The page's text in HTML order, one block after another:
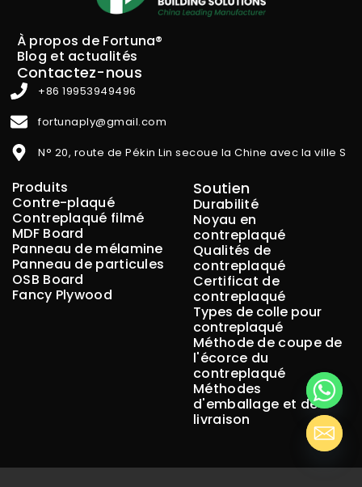
À propos de Fortuna®
Blog et actualités
Contactez-nous
+86 19953949496
fortunaply@gmail.com
N° 20, route de Pékin Lin secoue la Chine avec la ville S
Produits
Contre-plaqué
Contreplaqué filmé
MDF Board
Panneau de mélamine
Panneau de particules
OSB Board
Fancy Plywood
Soutien
Durabilité
Noyau en
contreplaqué
Qualités de
contreplaqué
Certificat de
contreplaqué
Types de colle pour
contreplaqué
Méthode de coupe de
l'écorce du
contreplaqué
Méthodes
d'emballage et de
livraison